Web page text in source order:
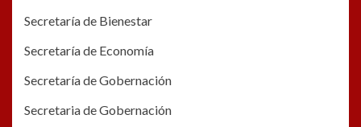
Secretaría de Bienestar
Secretaría de Economía
Secretaría de Gobernación
Secretaria de Gobernación